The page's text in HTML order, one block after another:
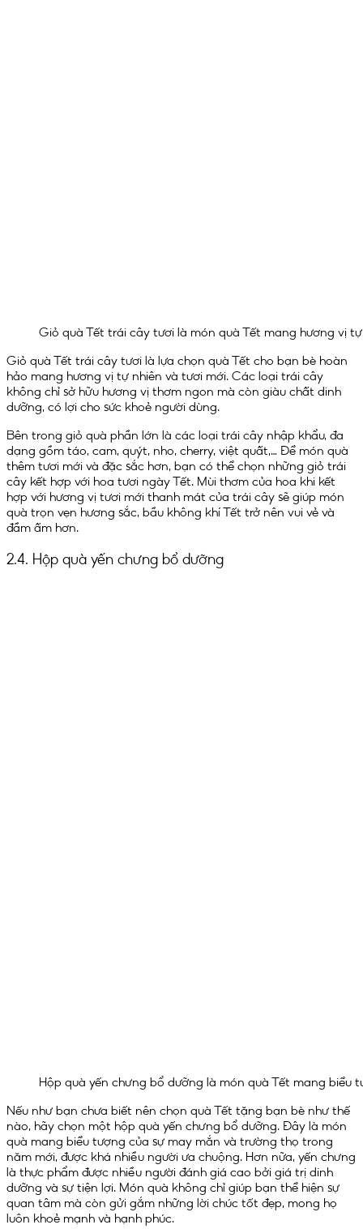
Giỏ quà Tết trái cây tươi là món quà Tết mang hương vị
Giỏ quà Tết trái cây tươi là lựa chọn quà Tết cho bạn bè hoàn
hảo mang hương vị tự nhiên và tươi mới. Các loại trái cây
không chỉ sở hữu hương vị thơm ngon mà còn giàu chất dinh
dưỡng, có lợi cho sức khoẻ người dùng.
Bên trong giỏ quà phần lớn là các loại trái cây nhập khẩu, đa
dạng gồm táo, cam, quýt, nho, cherry, việt quất,… Để món quà
thêm tươi mới và đặc sắc hơn, bạn có thể chọn những giỏ trái
cây kết hợp với hoa tươi ngày Tết. Mùi thơm của hoa khi kết
hợp với hương vị tươi mới thanh mát của trái cây sẽ giúp món
quà trọn vẹn hương sắc, bầu không khí Tết trở nên vui vẻ và
đầm ấm hơn.
2.4. Hộp quà yến chưng bổ dưỡng
Hộp quà yến chưng bổ dưỡng là món quà Tết mang biểu
Nếu như bạn chưa biết nên chọn quà Tết tặng bạn bè như thế
nào, hãy chọn một hộp quà yến chưng bổ dưỡng. Đây là món
quà mang biểu tượng của sự may mắn và trường thọ trong
năm mới, được khá nhiều người ưa chuộng. Hơn nữa, yến chưng
là thực phẩm được nhiều người đánh giá cao bởi giá trị dinh
dưỡng và sự tiện lợi. Món quà không chỉ giúp bạn thể hiện sự
quan tâm mà còn gửi gắm những lời chúc tốt đẹp, mong họ
luôn khoẻ mạnh và hạnh phúc.